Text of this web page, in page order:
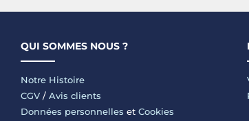
QUI SOMMES NOUS ?
Notre Histoire
CGV / Avis clients
Données personnelles et Cookies